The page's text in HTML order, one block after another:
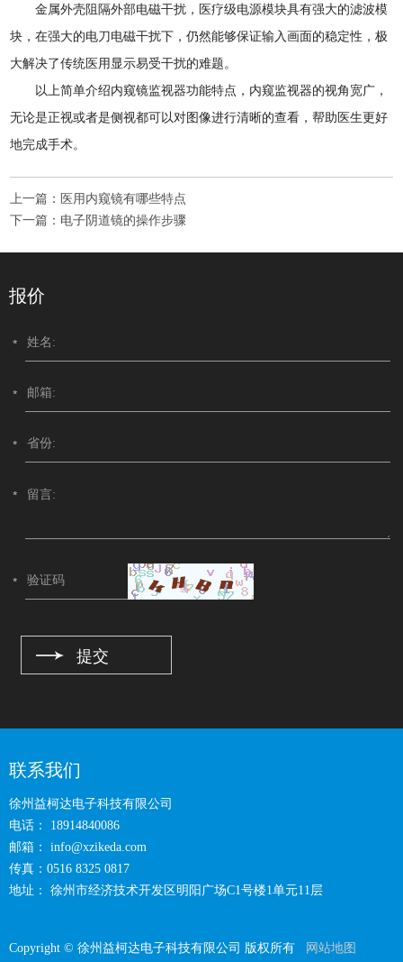
金属外壳阻隔外部电磁干扰，医疗级电源模块具有强大的滤波模
块，在强大的电刀电磁干扰下，仍然能够保证输入画面的稳定性，极
大解决了传统医用显示易受干扰的难题。
以上简单介绍内窥镜监视器功能特点，内窥监视器的视角宽广，
无论是正视或者是侧视都可以对图像进行清晰的查看，帮助医生更好
地完成手术。
上一篇： 医用内窥镜有哪些特点
下一篇： 电子阴道镜的操作步骤
报价
联系我们
徐州益柯达电子科技有限公司
电话： 18914840086
邮箱：
info@xzikeda.com
传真：0516 8325 0817
地址： 徐州市经济技术开发区明阳广场C1号楼1单元11层
Copyright © 徐州益柯达电子科技有限公司 版权所有 网站地图